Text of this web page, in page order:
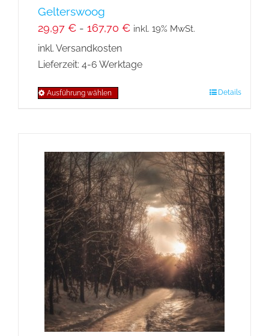
Gelterswoog
29,97 € - 167,70 € inkl. 19% MwSt.
inkl. Versandkosten
Lieferzeit: 4-6 Werktage
Ausführung wählen
mehrere
Varianten
auf.
Die
Optionen
können
auf
der
Produktseite
gewählt
werden
Details